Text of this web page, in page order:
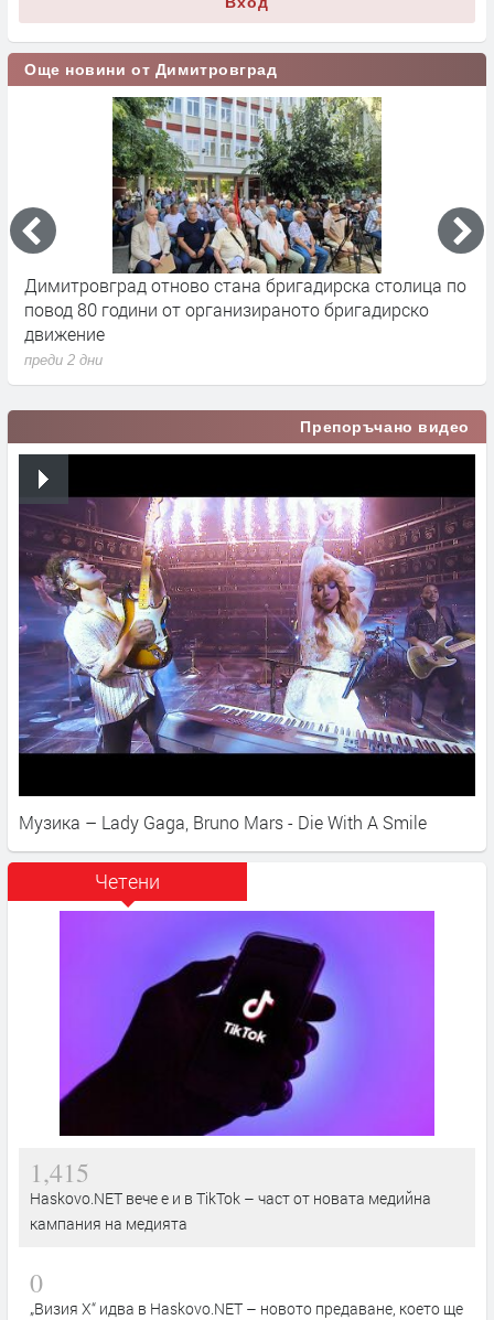
Още новини от Димитровград
Димитровград отново стана бригадирска столица по
повод 80 години от организираното бригадирско
движение
преди 2 дни
Препоръчано видео
Музика – Lady Gaga, Bruno Mars - Die With A Smile
Четени
1,415
Haskovo.NET вече е и в TikTok – част от новата медийна
кампания на медията
0
„Визия Х“ идва в Haskovo.NET – новото предаване, което ще